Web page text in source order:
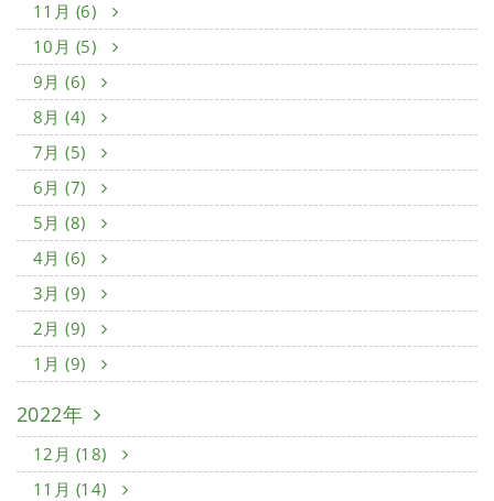
11月 (6)
10月 (5)
9月 (6)
8月 (4)
7月 (5)
6月 (7)
5月 (8)
4月 (6)
3月 (9)
2月 (9)
1月 (9)
2022年
12月 (18)
11月 (14)